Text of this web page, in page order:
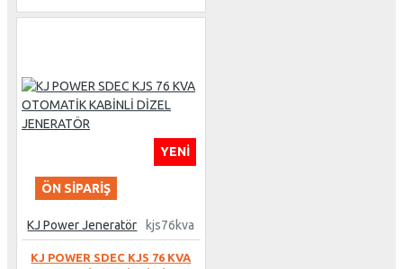
YENI
ÖN SIPARIŞ
KJ Power Jeneratör kjs76kva
KJ POWER SDEC KJS 76 KVA